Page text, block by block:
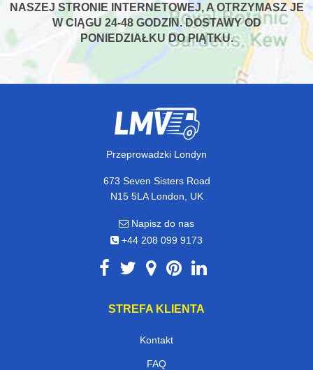
NASZEJ STRONIE INTERNETOWEJ, A OTRZYMASZ JE
W CIĄGU 24-48 GODZIN. DOSTAWY OD
PONIEDZIAŁKU DO PIĄTKU.
Przeprowadzki Londyn
673 Seven Sisters Road
N15 5LA London, UK
Napisz do nas
+44 208 099 9173
STREFA KLIENTA
Kontakt
FAQ